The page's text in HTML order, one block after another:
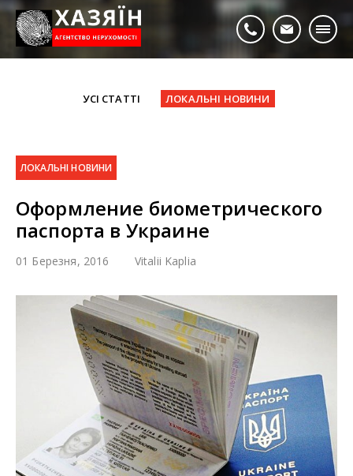
УСІ СТАТТІ ЛОКАЛЬНІ НОВИНИ
ЛОКАЛЬНІ НОВИНИ
Оформление биометрического
паспорта в Украине
01 Березня, 2016 Vitalii Kaplia